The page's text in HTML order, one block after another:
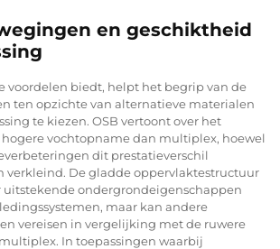
en geschiktheid
voordelen biedt, helpt het begrip van de
ten opzichte van alternatieve materialen
te kiezen. OSB vertoont over het
vochtopname dan multiplex, hoewel
dit prestatieverschil
verkleind. De gladde oppervlaktestructuur
uitstekende ondergrondeigenschappen
maar kan andere
vereisen in vergelijking met de ruwere
In toepassingen waarbij